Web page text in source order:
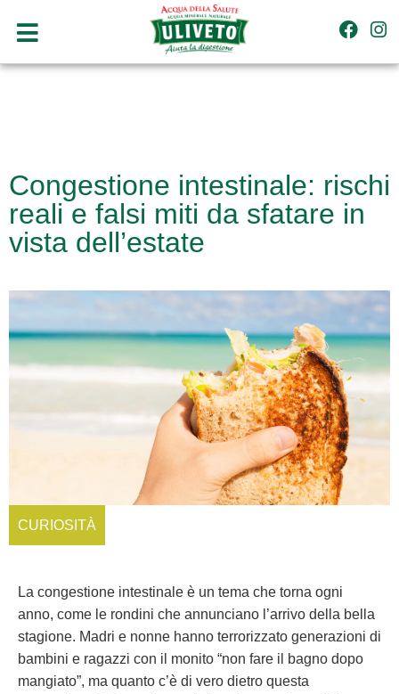
Congestione intestinale: rischi
reali e falsi miti da sfatare in
vista dell’estate
CURIOSITÀ
La congestione intestinale è un tema che torna ogni
anno, come le rondini che annunciano l’arrivo della bella
stagione. Madri e nonne hanno terrorizzato generazioni di
bambini e ragazzi con il monito “non fare il bagno dopo
mangiato”, ma quanto c’è di vero dietro questa